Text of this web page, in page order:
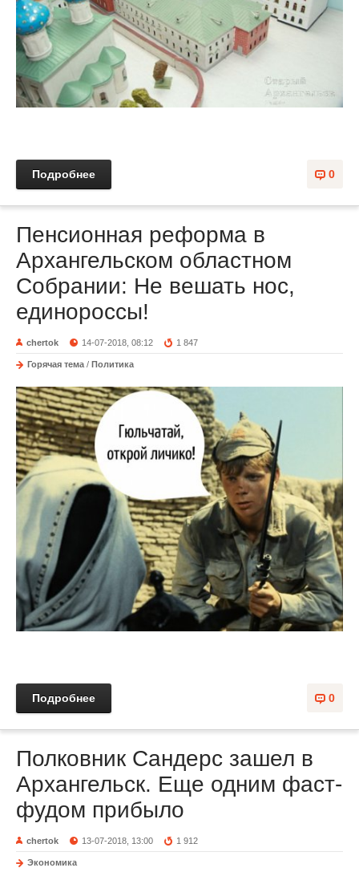
0
Подробнее
Пенсионная реформа в
Архангельском областном
Собрании: Не вешать нос,
единороссы!
chertok 14-07-2018, 08:12 1 847
Горячая тема / Политика
0
Подробнее
Полковник Сандерс зашел в
Архангельск. Еще одним фаст-
фудом прибыло
chertok 13-07-2018, 13:00 1 912
Экономика